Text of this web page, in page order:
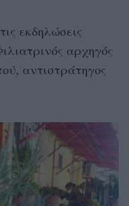
εκδηλώσεις
αρχηγός
αντιστράτηγος